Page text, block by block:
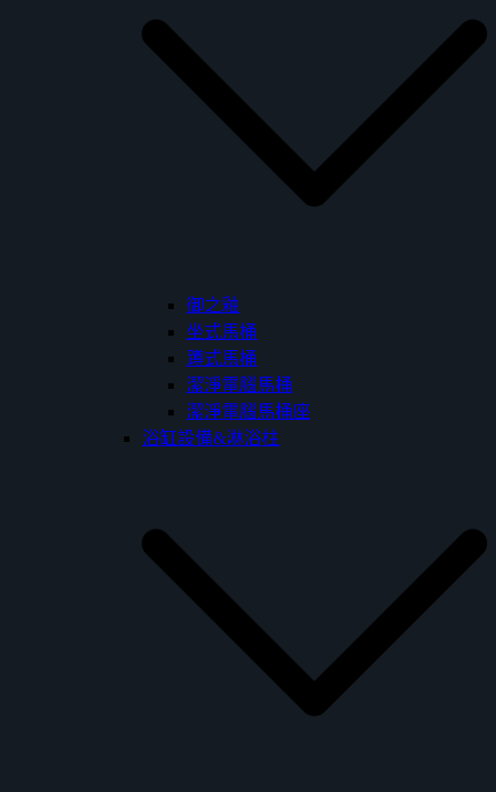
御之釉
坐式馬桶
蹲式馬桶
潔淨電腦馬桶
潔淨電腦馬桶座
浴缸設備&淋浴柱